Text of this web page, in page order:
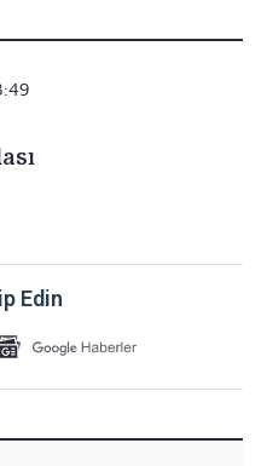
Edin